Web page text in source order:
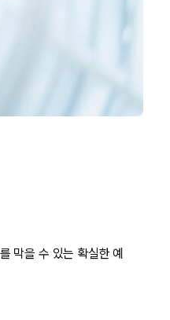
막을 수 있는 확실한 예